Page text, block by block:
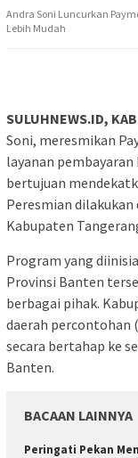
Andra Soni Luncurkan
Lebih Mudah
SULUHNEWS.ID,
Soni, meresmikan
layanan
bertujuan
Peresmian dilakukan
Kabupaten
Program yang
Provinsi Banten
berbagai pihak.
daerah percontohan
secara bertahap ke
Banten.
BACAAN LAINNYA
Peringati Pekan